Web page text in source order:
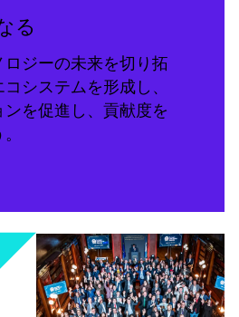
る
ジーの未来を切り拓
システムを形成し、
を促進し、貢献度を